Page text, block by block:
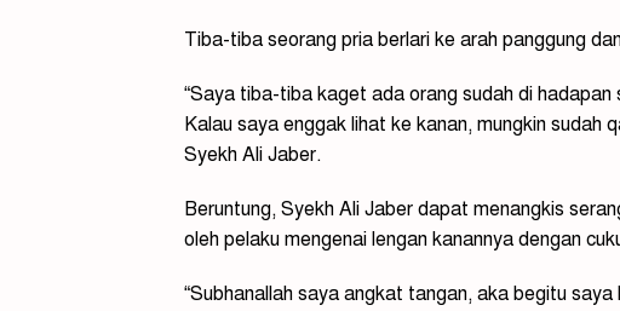
Tiba-tiba seorang pria berlari ke arah panggung
“Saya tiba-tiba kaget ada orang sudah di
Kalau saya enggak lihat ke kanan, mungkin sudah
Syekh Ali Jaber.
Beruntung, Syekh Ali Jaber dapat menangkis
oleh pelaku mengenai lengan kanannya dengan
“Subhanallah saya angkat tangan, aka begitu